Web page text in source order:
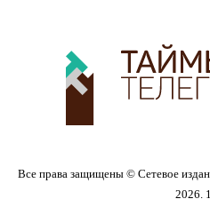
Все права защищены © Сетевое
2026.